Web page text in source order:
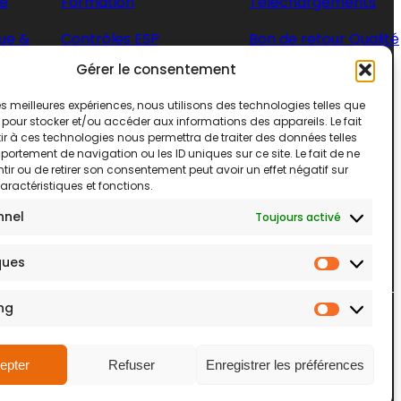
Gérer le consentement
meilleures expériences, nous utilisons des technologies telles que
stocker et/ou accéder aux informations des appareils. Le fait
à ces technologies nous permettra de traiter des données telles
de navigation ou les ID uniques sur ce site. Le fait de ne
ou de retirer son consentement peut avoir un effet négatif sur
et fonctions.
Toujours activé
Refuser Enregistrer les préférences
&
Contrôles ESP
Entretien &
Maintenance
Bon de retour Qualité
Bon de retour SAV
Questionnaire
satisfaction client
Questionnaire
Fournisseur